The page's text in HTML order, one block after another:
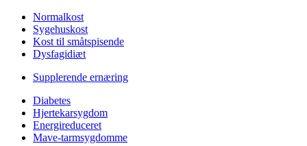
Normalkost
Sygehuskost
Kost til småtspisende
Dysfagidiæt
Supplerende ernæring
Diabetes
Hjertekarsygdom
Energireduceret
Mave-tarmsygdomme